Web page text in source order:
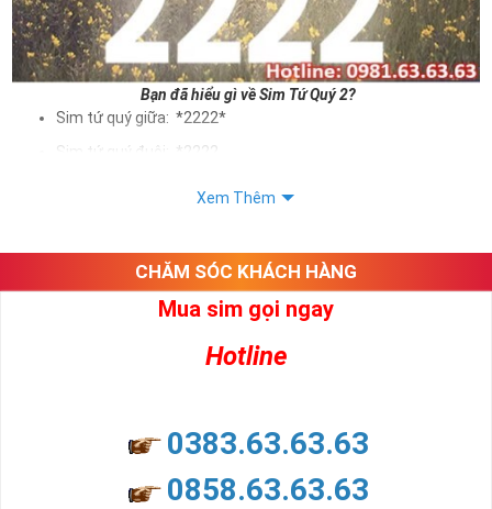
Bạn đã hiểu gì về Sim Tứ Quý 2?
Sim tứ quý giữa: *2222*
Sim tứ quý đuôi: *2222
như sự sắp xếp của các con số trong sim.
Ý nghĩa sim tứ quý 2
nhiều thành công, thăng tiến hơn.
và tính hai mặt. Số 2 thúc giục chúng ta lựa chọn, dựa vào những
Xem Thêm
CHĂM SÓC KHÁCH HÀNG
Mua sim gọi ngay
Hotline
0383.63.63.63
0858.63.63.63